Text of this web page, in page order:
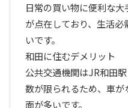
日常の買い物に便利な
が点在しており、生活
いです。
和田に住むデメリット
公共交通機関はJR和田
数が限られるため、車
面が多いです。